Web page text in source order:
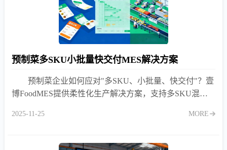
预制菜多SKU小批量快交付MES解决方案
预制菜企业如何应对"多SKU、小批量、快交付"？壹
博FoodMES提供柔性化生产解决方案，支持多SKU混线
2025-11-25 MORE